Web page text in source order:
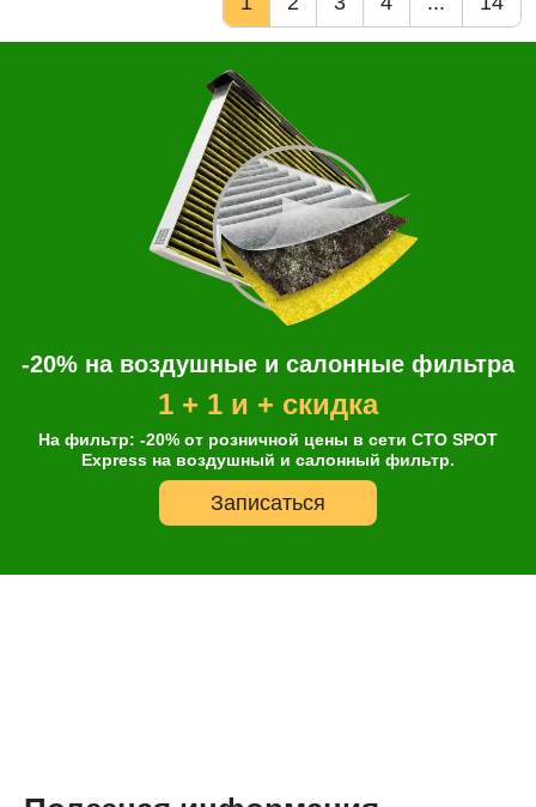
-20% на воздушные и салонные фильтра
1 + 1 и + скидка
На фильтр: -20% от розничной цены в сети СТО SPOT
Express на воздушный и салонный фильтр.
Записаться